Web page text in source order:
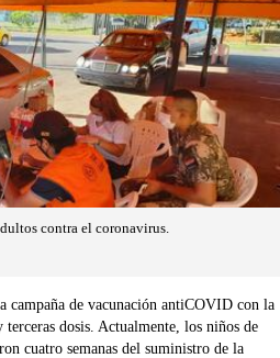
contra el coronavirus.
campaña de vacunación antiCOVID con la
dosis. Actualmente, los niños de
cuatro semanas del suministro de la